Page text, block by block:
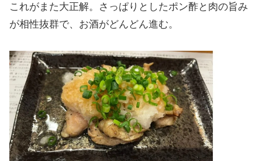
これがまた大正解。さっぱりとしたポン酢と肉の旨み
が相性抜群で、お酒がどんどん進む。